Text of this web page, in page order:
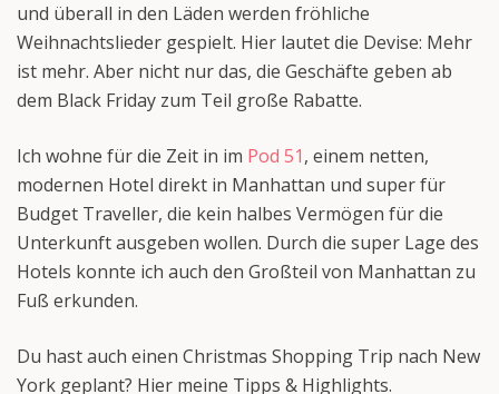
und überall in den Läden werden fröhliche
Weihnachtslieder gespielt. Hier lautet die Devise: Mehr
ist mehr. Aber nicht nur das, die Geschäfte geben ab
dem Black Friday zum Teil große Rabatte.
Ich wohne für die Zeit in im Pod 51, einem netten,
modernen Hotel direkt in Manhattan und super für
Budget Traveller, die kein halbes Vermögen für die
Unterkunft ausgeben wollen. Durch die super Lage des
Hotels konnte ich auch den Großteil von Manhattan zu
Fuß erkunden.
Du hast auch einen Christmas Shopping Trip nach New
York geplant? Hier meine Tipps & Highlights.